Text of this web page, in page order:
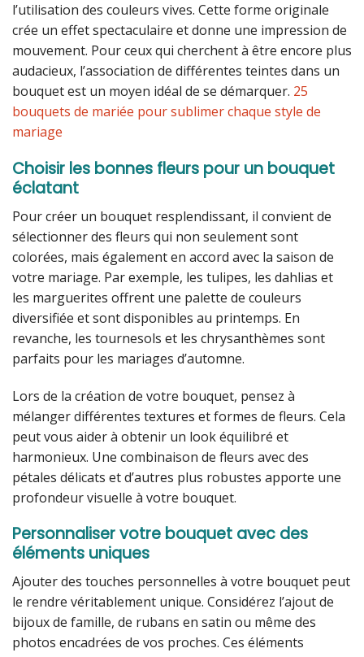
l’utilisation des couleurs vives. Cette forme originale
crée un effet spectaculaire et donne une impression de
mouvement. Pour ceux qui cherchent à être encore plus
audacieux, l’association de différentes teintes dans un
bouquet est un moyen idéal de se démarquer. 25
bouquets de mariée pour sublimer chaque style de
mariage
Choisir les bonnes fleurs pour un bouquet
éclatant
Pour créer un bouquet resplendissant, il convient de
sélectionner des fleurs qui non seulement sont
colorées, mais également en accord avec la saison de
votre mariage. Par exemple, les tulipes, les dahlias et
les marguerites offrent une palette de couleurs
diversifiée et sont disponibles au printemps. En
revanche, les tournesols et les chrysanthèmes sont
parfaits pour les mariages d’automne.
Lors de la création de votre bouquet, pensez à
mélanger différentes textures et formes de fleurs. Cela
peut vous aider à obtenir un look équilibré et
harmonieux. Une combinaison de fleurs avec des
pétales délicats et d’autres plus robustes apporte une
profondeur visuelle à votre bouquet.
Personnaliser votre bouquet avec des
éléments uniques
Ajouter des touches personnelles à votre bouquet peut
le rendre véritablement unique. Considérez l’ajout de
bijoux de famille, de rubans en satin ou même des
photos encadrées de vos proches. Ces éléments